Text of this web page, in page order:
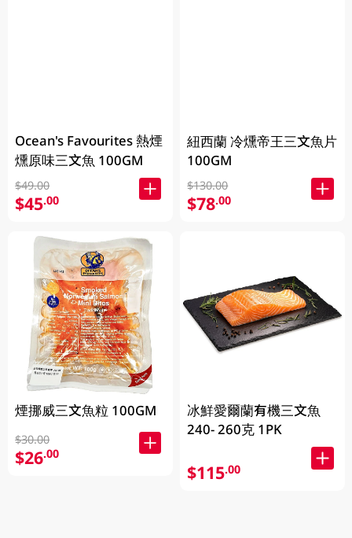
Ocean's Favourites 熱煙
燻原味三文魚 100GM
$49.00
$45.00
煙挪威三文魚粒 100GM
$30.00
$26.00
紐西蘭 冷燻帝王三文魚片
100GM
$130.00
$78.00
冰鮮愛爾蘭有機三文魚
240- 260克 1PK
$115.00